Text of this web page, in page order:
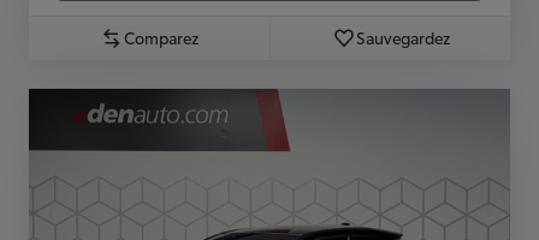
Comparez Sauvegardez